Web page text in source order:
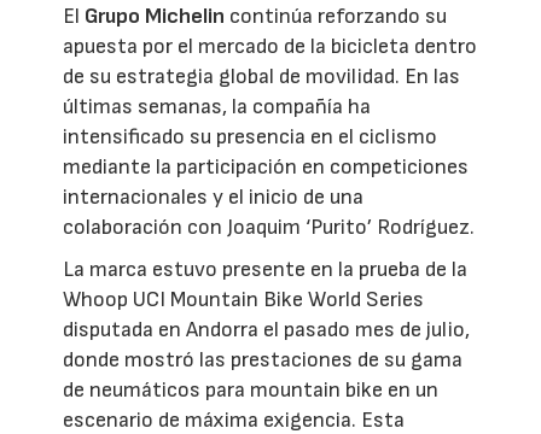
El Grupo Michelin continúa reforzando su
apuesta por el mercado de la bicicleta dentro
de su estrategia global de movilidad. En las
últimas semanas, la compañía ha
intensificado su presencia en el ciclismo
mediante la participación en competiciones
internacionales y el inicio de una
colaboración con Joaquim ‘Purito’ Rodríguez.
La marca estuvo presente en la prueba de la
Whoop UCI Mountain Bike World Series
disputada en Andorra el pasado mes de julio,
donde mostró las prestaciones de su gama
de neumáticos para mountain bike en un
escenario de máxima exigencia. Esta